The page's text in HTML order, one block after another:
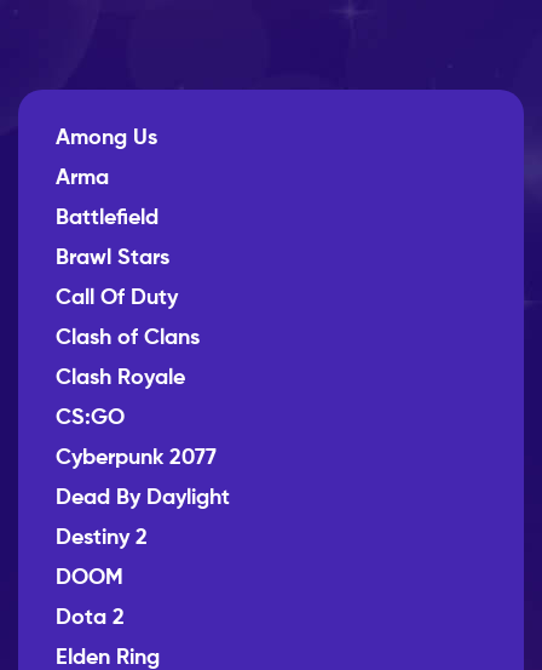
Among Us
Arma
Battlefield
Brawl Stars
Call Of Duty
Clash of Clans
Clash Royale
CS:GO
Cyberpunk 2077
Dead By Daylight
Destiny 2
DOOM
Dota 2
Elden Ring